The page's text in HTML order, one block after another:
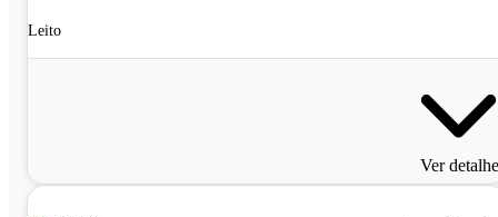
Leito
Ver